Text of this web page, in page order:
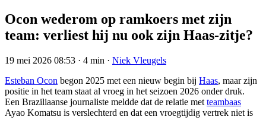
Ocon wederom op ramkoers met zijn
team: verliest hij nu ook zijn Haas-zitje?
19 mei 2026 08:53 · 4 min · Niek Vleugels
Esteban Ocon begon 2025 met een nieuw begin bij Haas, maar zijn
positie in het team staat al vroeg in het seizoen 2026 onder druk.
Een Braziliaanse journaliste meldde dat de relatie met teambaas
Ayao Komatsu is verslechterd en dat een vroegtijdig vertrek niet is